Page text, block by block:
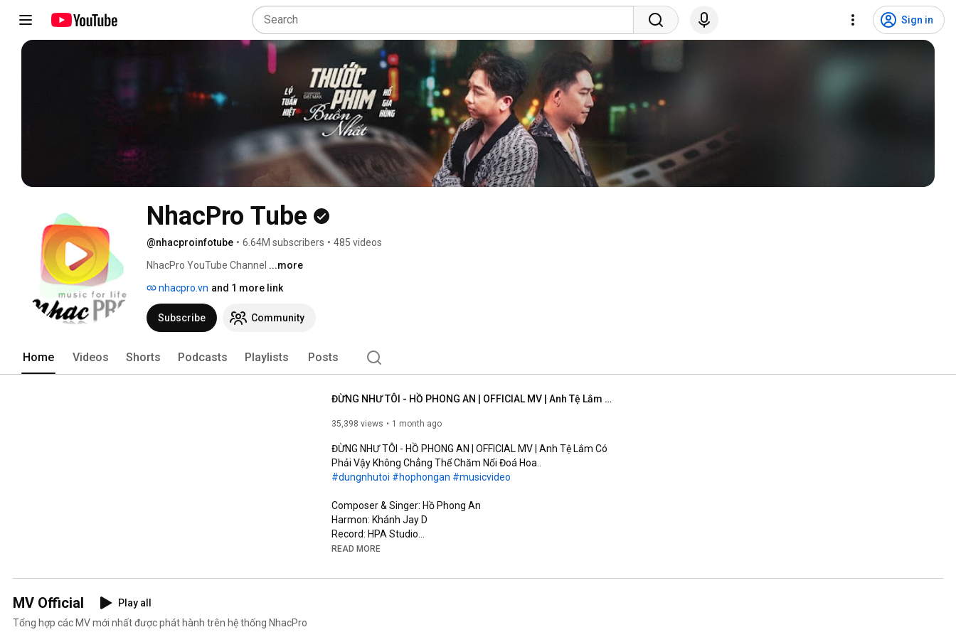
Sign in
NhacPro Tube
@nhacproinfotube • 6.64M subscribers • 485 videos
NhacPro YouTube Channel ...more
nhacpro.vn and 1 more link
Subscribe Community
Home Videos Shorts Podcasts Playlists Posts
ĐỪNG NHƯ TÔI - HỒ PHONG AN | OFFICIAL MV | Anh Tệ Lắm Có Phải Vậy Không Chẳng Thể Chăm Nổi Đoá Hoa..
35,398 views 1 month ago
ĐỪNG NHƯ TÔI - HỒ PHONG AN | OFFICIAL MV | Anh Tệ Lắm Có
#dungnhutoi #hophongan #musicvideo
Composer & Singer: Hồ Phong An
Harmon: Khánh Jay D
Record: HPA Studio
Mix Master & Background Vocal: Đinh Hoàng Quốc
Screenwriter: Võ Thị Bích Trâm
READ MORE
MV Official
Play all
Tổng hợp các MV mới nhất được phát hành trên hệ thống NhacPro